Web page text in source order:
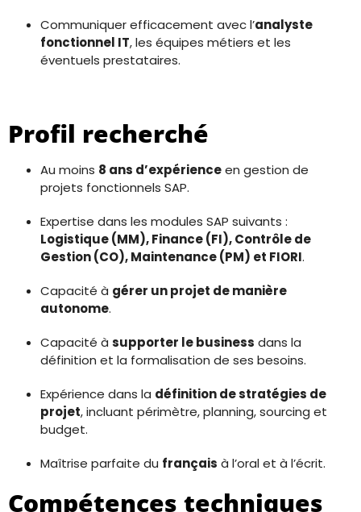
Communiquer efficacement avec l’analyste
fonctionnel IT, les équipes métiers et les
éventuels prestataires.
Profil recherché
Au moins 8 ans d’expérienceen gestion de
projets fonctionnels SAP.
Expertise dans les modules SAP suivants :
Logistique (MM), Finance (FI), Contrôle de
Gestion (CO), Maintenance (PM) et FIORI.
Capacité à gérer un projet de manière
autonome.
Capacité à supporter le business dans la
définition et la formalisation de ses besoins.
Expérience dans la définition de stratégies de
projet, incluant périmètre, planning, sourcing et
budget.
Maîtrise parfaite du français à l’oral et à l’écrit.
Compétences techniques